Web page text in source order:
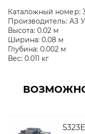
Каталожный номер:
Производитель: АЗ
Высота: 0.02 м
Ширина: 0.08 м
Глубина: 0.002 м
Вес: 0.011 кг